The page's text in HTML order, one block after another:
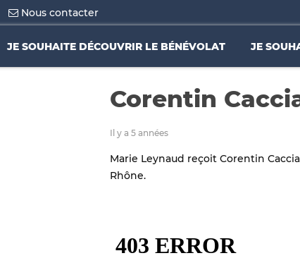
Nous contacter
JE SOUHAITE DÉCOUVRIR LE BÉNÉVOLAT JE
Corentin
Il y a 5 années
Marie Leynaud reçoit Corentin
Rhône.